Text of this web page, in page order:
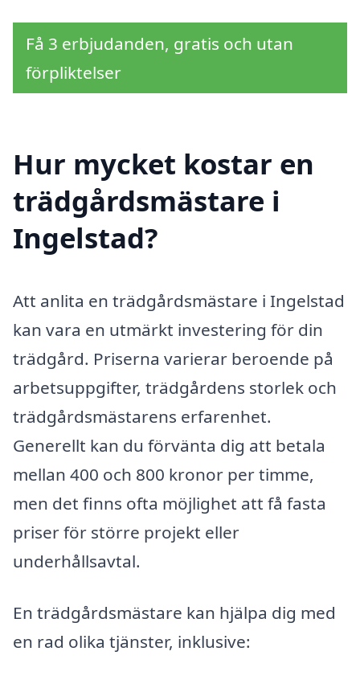
Få 3 erbjudanden, gratis och utan
förpliktelser
Hur mycket kostar en
trädgårdsmästare i
Ingelstad?
Att anlita en trädgårdsmästare i Ingelstad
kan vara en utmärkt investering för din
trädgård. Priserna varierar beroende på
arbetsuppgifter, trädgårdens storlek och
trädgårdsmästarens erfarenhet.
Generellt kan du förvänta dig att betala
mellan 400 och 800 kronor per timme,
men det finns ofta möjlighet att få fasta
priser för större projekt eller
underhållsavtal.
En trädgårdsmästare kan hjälpa dig med
en rad olika tjänster, inklusive: